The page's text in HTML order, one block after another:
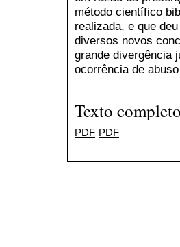
método científico
realizada, e que
diversos novos
grande divergência
ocorrência de
Texto
PDF PDF